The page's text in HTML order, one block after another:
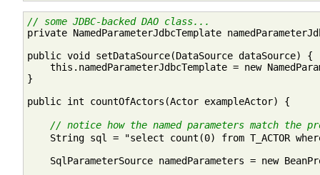
// some JDBC-backed DAO class...
private NamedParameterJdbcTemplate
public void setDataSource(DataSource dataSource) {
this.namedParameterJdbcTemplate = new
}
public int countOfActors(Actor exampleActor) {
// notice how the named parameters match the
String sql = "select count(0) from T_ACTOR
SqlParameterSource namedParameters = new